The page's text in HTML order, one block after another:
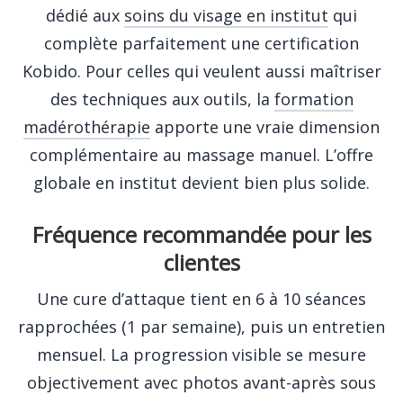
dédié aux soins du visage en institut qui
complète parfaitement une certification
Kobido. Pour celles qui veulent aussi maîtriser
des techniques aux outils, la formation
madérothérapie apporte une vraie dimension
complémentaire au massage manuel. L’offre
globale en institut devient bien plus solide.
Fréquence recommandée pour les
clientes
Une cure d’attaque tient en 6 à 10 séances
rapprochées (1 par semaine), puis un entretien
mensuel. La progression visible se mesure
objectivement avec photos avant-après sous